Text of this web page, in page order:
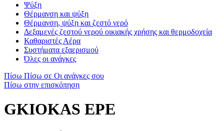
Ψύξη
Θέρμανση και ψύξη
Θέρμανση, ψύξη και ζεστό νερό
Δεξαμενές ζεστού νερού οικιακής χρήσης και θερμοδοχεία
Καθαριστές Αέρα
Συστήματα εξαερισμού
Όλες οι ανάγκες
Πίσω Πίσω σε Οι ανάγκες σου
Πίσω στην επισκόπηση
GKIOKAS EPE